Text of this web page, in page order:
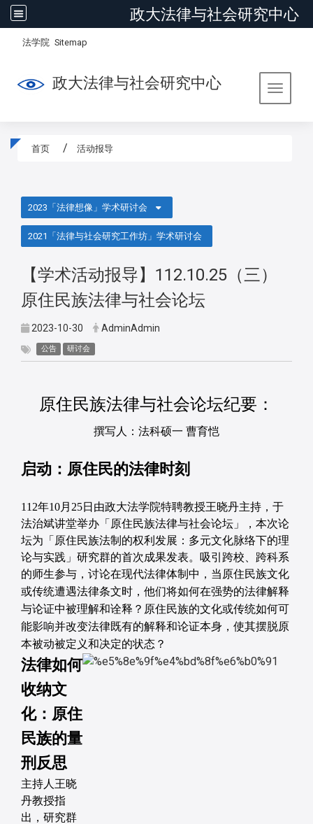
政大法律与社会研究中心
法学院 Sitemap
Toggle
政大法律与社会研究中心
首页 活动报导
2023「法律想像」学术研讨会
2021「法律与社会研究工作坊」学术研讨会
【学术活动报导】112.10.25（三）
原住民族法律与社会论坛
2023-10-30 AdminAdmin
公告 研讨会
原住民族法律与社会论坛纪要：
撰写人：法科硕一 曹育恺
启动：原住民的法律时刻
112年10月25日由政大法学院特聘教授王晓丹主持，于
法治斌讲堂举办「原住民族法律与社会论坛」，本次论
坛为「原住民族法制的权利发展：多元文化脉络下的理
论与实践」研究群的首次成果发表。吸引跨校、跨科系
的师生参与，讨论在现代法律体制中，当原住民族文化
或传统遭遇法律条文时，他们将如何在强势的法律解释
与论证中被理解和诠释？原住民族的文化或传统如何可
能影响并改变法律既有的解释和论证本身，使其摆脱原
本被动被定义和决定的状态？
法律如何
收纳文
化：原住
民族的量
刑反思
主持人王晓
丹教授指
出，研究群